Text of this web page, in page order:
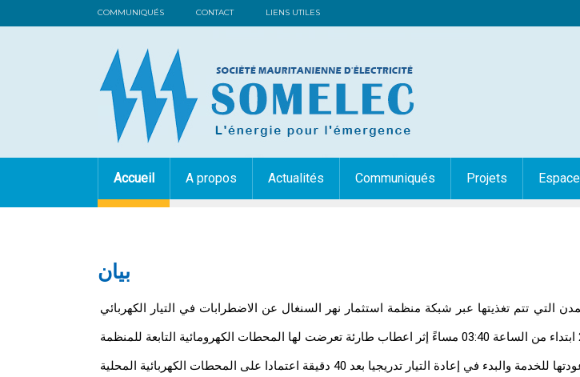
COMMUNIQUÉS CONTACT LIENS UTILES
Accueil A propos Actualités Communiqués Projets
بيان
التي تتم تغذيتها عبر شبكة منظمة استثمار نهر السنغال عن الاضطرابات في التيار الكهربائي